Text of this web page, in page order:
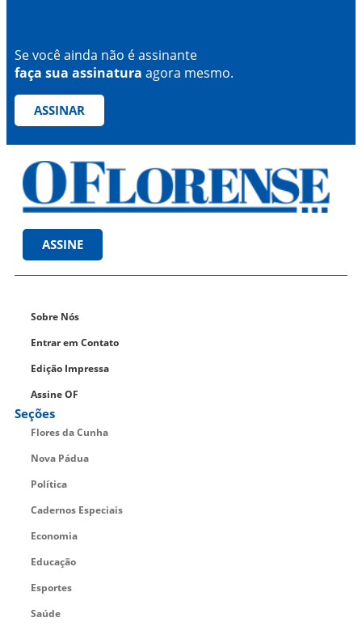
Se você ainda não é assinante
faça sua assinatura agora mesmo.
ASSINAR
ASSINE
Sobre Nós
Entrar em Contato
Edição Impressa
Assine OF
Seções
Flores da Cunha
Nova Pádua
Política
Cadernos Especiais
Economia
Educação
Esportes
Saúde